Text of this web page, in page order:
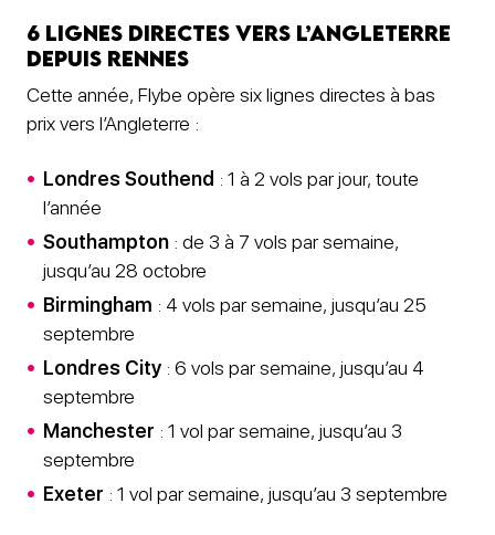
6 lignes directes vers l’Angleterre
depuis Rennes
Cette année, Flybe opère six lignes directes à bas
prix vers l’Angleterre :
Londres Southend : 1 à 2 vols par jour, toute
l’année
Southampton : de 3 à 7 vols par semaine,
jusqu’au 28 octobre
Birmingham : 4 vols par semaine, jusqu’au 25
septembre
Londres City : 6 vols par semaine, jusqu’au 4
septembre
Manchester : 1 vol par semaine, jusqu’au 3
septembre
Exeter : 1 vol par semaine, jusqu’au 3 septembre